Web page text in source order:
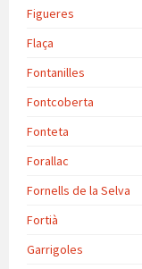
Figueres
Flaça
Fontanilles
Fontcoberta
Fonteta
Forallac
Fornells de la Selva
Fortià
Garrigoles